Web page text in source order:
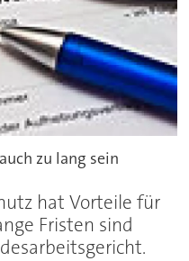
zu lang sein
hat Vorteile für
Fristen sind